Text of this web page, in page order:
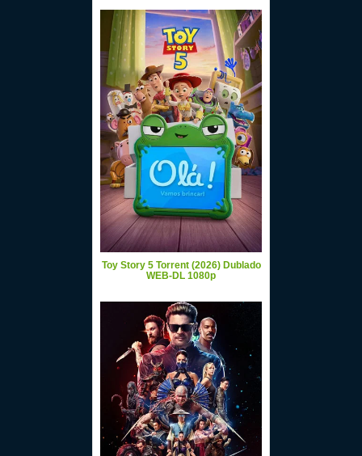
Toy Story 5 Torrent (2026) Dublado
WEB-DL 1080p